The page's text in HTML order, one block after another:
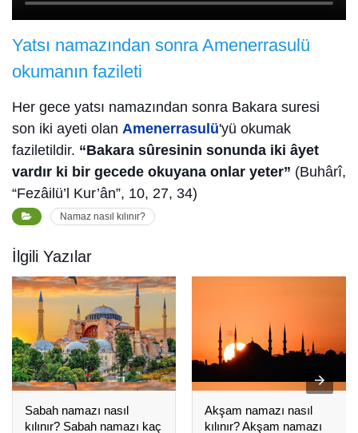
Yatsı namazından sonra Amenerrasulü
okumanın fazileti
Her gece yatsı namazından sonra Bakara suresi
son iki ayeti olan Amenerrasulü'yü okumak
faziletildir. “Bakara sûresinin sonunda iki âyet
vardır ki bir gecede okuyana onlar yeter” (Buhârî,
“Fezâilü’l Kur’ân”, 10, 27, 34)
Namaz nasıl kılınır?
İlgili Yazılar
Sabah namazı nasıl
kılınır? Sabah namazı kaç
Akşam namazı nasıl
kılınır? Akşam namazı